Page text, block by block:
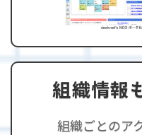
組織情報
組織ごとのア